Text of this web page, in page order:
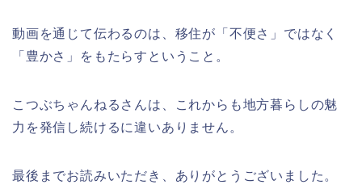
動画を通じて伝わるのは、移住が「不便さ」ではなく
「豊かさ」をもたらすということ。
こつぶちゃんねるさんは、これからも地方暮らしの魅
力を発信し続けるに違いありません。
最後までお読みいただき、ありがとうございました。